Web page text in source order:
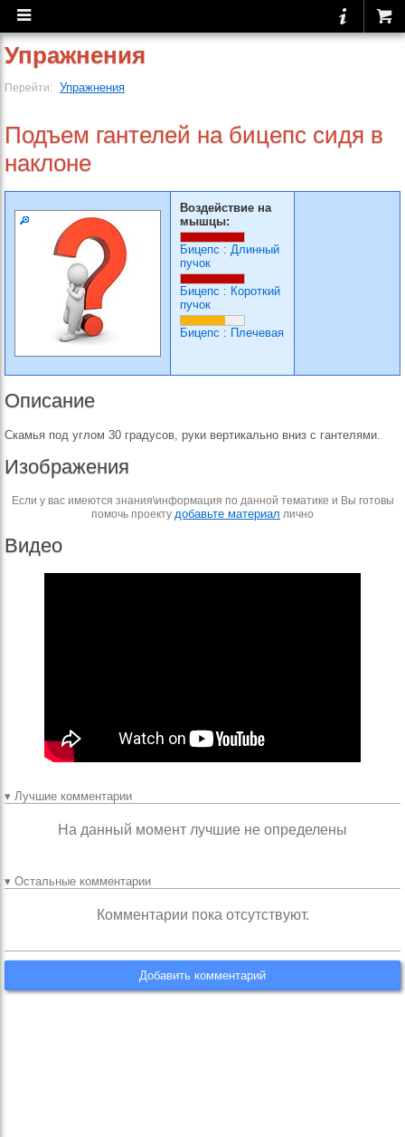
Упражнения
Перейти: Упражнения
Подъем гантелей на бицепс сидя в
наклоне
Воздействие на
мышцы:
Бицепс : Длинный
пучок
Бицепс : Короткий
пучок
Бицепс : Плечевая
Описание
Скамья под углом 30 градусов, руки вертикально вниз с гантелями.
Изображения
Если у вас имеются знания\информация по данной тематике и Вы готовы
помочь проекту добавьте материал лично
Видео
▾ Лучшие комментарии
На данный момент лучшие не определены
▾ Остальные комментарии
Комментарии пока отсутствуют.
Добавить комментарий